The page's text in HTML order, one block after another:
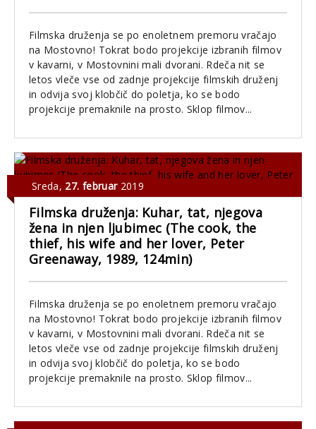
Filmska druženja se po enoletnem premoru vračajo
na Mostovno! Tokrat bodo projekcije izbranih filmov
v kavarni, v Mostovnini mali dvorani. Rdeča nit se
letos vleče vse od zadnje projekcije filmskih druženj
in odvija svoj klobčič do poletja, ko se bodo
projekcije premaknile na prosto. Sklop filmov...
Sreda, 27. februar2019
Filmska druženja: Kuhar, tat, njegova
žena in njen ljubimec (The cook, the
thief, his wife and her lover, Peter
Greenaway, 1989, 124min)
Filmska druženja se po enoletnem premoru vračajo
na Mostovno! Tokrat bodo projekcije izbranih filmov
v kavarni, v Mostovnini mali dvorani. Rdeča nit se
letos vleče vse od zadnje projekcije filmskih druženj
in odvija svoj klobčič do poletja, ko se bodo
projekcije premaknile na prosto. Sklop filmov...